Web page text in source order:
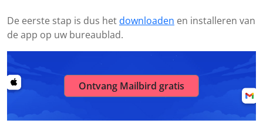
De eerste stap is dus het downloaden en installeren van
de app op uw bureaublad.
Ontvang Mailbird gratis